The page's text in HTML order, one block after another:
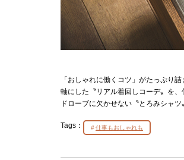
「おしゃれに働くコツ」がたっぷり
軸にした〝リアル着回しコーデ〟を
ドローブに欠かせない〝とろみシャ
Tags： 仕事もおしゃれも